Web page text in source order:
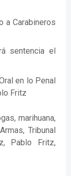
a Carabineros
sentencia el
en lo Penal
Fritz
marihuana,
Tribunal
Pablo Fritz,